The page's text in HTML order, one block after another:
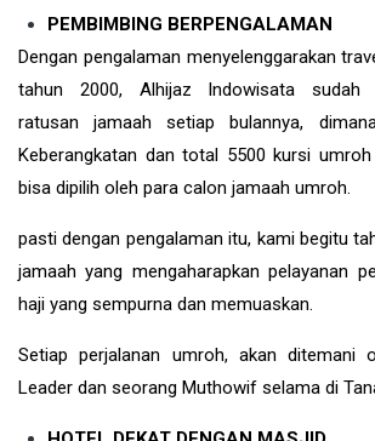
PEMBIMBING BERPENGALAMAN
Dengan pengalaman menyelenggarakan
tahun 2000, Alhijaz Indowisata sudah
ratusan jamaah setiap bulannya,
Keberangkatan dan total 5500 kursi
bisa dipilih oleh para calon jamaah umroh.
pasti dengan pengalaman itu, kami begitu
jamaah yang mengaharapkan pelayanan
haji yang sempurna dan memuaskan.
Setiap perjalanan umroh, akan ditemani
Leader dan seorang Muthowif selama di